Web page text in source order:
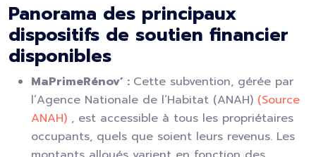
Panorama des principaux
dispositifs de soutien financier
disponibles
MaPrimeRénov’ : Cette subvention, gérée par
l’Agence Nationale de l’Habitat (ANAH) (Source
ANAH) , est accessible à tous les propriétaires
occupants, quels que soient leurs revenus. Les